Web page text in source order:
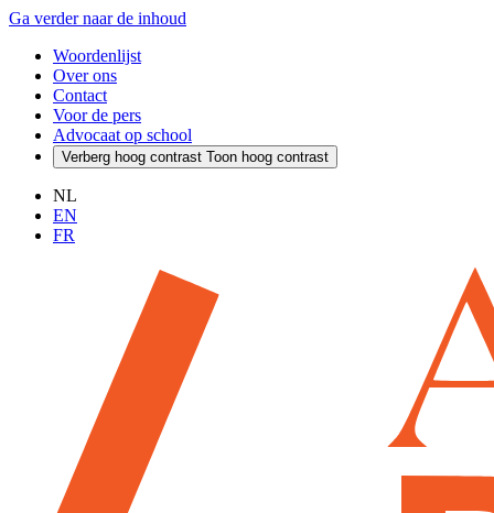
Ga verder naar de inhoud
Woordenlijst
Over ons
Contact
Voor de pers
Advocaat op school
Verberg hoog contrast Toon hoog contrast
NL
EN
FR